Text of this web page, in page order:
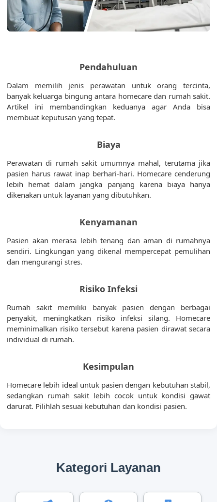
Pendahuluan
Dalam memilih jenis perawatan untuk orang tercinta,
banyak keluarga bingung antara homecare dan rumah sakit.
Artikel ini membandingkan keduanya agar Anda bisa
membuat keputusan yang tepat.
Biaya
Perawatan di rumah sakit umumnya mahal, terutama jika
pasien harus rawat inap berhari-hari. Homecare cenderung
lebih hemat dalam jangka panjang karena biaya hanya
dikenakan untuk layanan yang dibutuhkan.
Kenyamanan
Pasien akan merasa lebih tenang dan aman di rumahnya
sendiri. Lingkungan yang dikenal mempercepat pemulihan
dan mengurangi stres.
Risiko Infeksi
Rumah sakit memiliki banyak pasien dengan berbagai
penyakit, meningkatkan risiko infeksi silang. Homecare
meminimalkan risiko tersebut karena pasien dirawat secara
individual di rumah.
Kesimpulan
Homecare lebih ideal untuk pasien dengan kebutuhan stabil,
sedangkan rumah sakit lebih cocok untuk kondisi gawat
darurat. Pilihlah sesuai kebutuhan dan kondisi pasien.
Kategori Layanan